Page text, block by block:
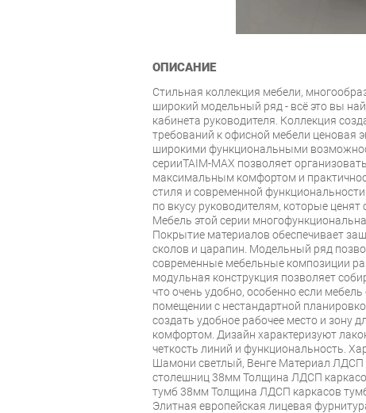
ОПИСАНИЕ
Стильная коллекция мебели,
широкий модельный ряд - всё это вы
кабинета руководителя. Коллекция
требований к офисной мебели ценовая
широкими функциональными
серииTAIM-MAX позволяет
максимальным комфортом и
стиля и современной
по вкусу руководителям, которые ценят
Мебель этой серии
Покрытие материалов обеспечивает
сколов и царапин. Модельный ряд
современные мебельные композиции
модульная конструкция позволяет
что очень удобно, особенно если
помещении с нестандартной
создать удобное рабочее место и зону
комфортом. Дизайн характеризуют
четкость линий и функциональность.
Шамони светлый, Венге Материал
столешниц 38мм Толщина ЛДСП
тумб 38мм Толщина ЛДСП каркасов
Элитная европейская лицевая